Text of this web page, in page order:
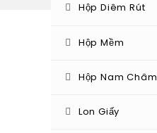
Hộp Diêm Rút
Hộp Mềm
Hộp Nam Châm
Lon Giấy